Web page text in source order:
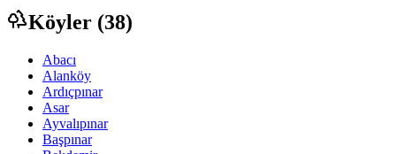
Köyler (38)
Abacı
Alanköy
Ardıçpınar
Asar
Ayvalıpınar
Başpınar